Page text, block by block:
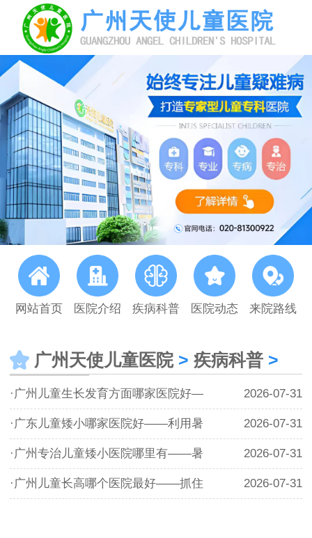
网站首页 医院介绍 疾病科普 医院动态 来院路线
广州天使儿童医院> 疾病科普 >
·广州儿童生长发育方面哪家医院好— 2026-07-31
·广东儿童矮小哪家医院好——利用暑 2026-07-31
·广州专治儿童矮小医院哪里有——暑 2026-07-31
·广州儿童长高哪个医院最好——抓住 2026-07-31